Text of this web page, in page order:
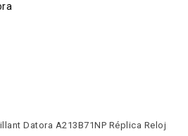
Datora A213B71NP Réplica Reloj